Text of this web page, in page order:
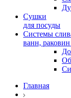
Сушки
для посуды
Системы
ванн,
Главная